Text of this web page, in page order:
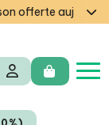
— code